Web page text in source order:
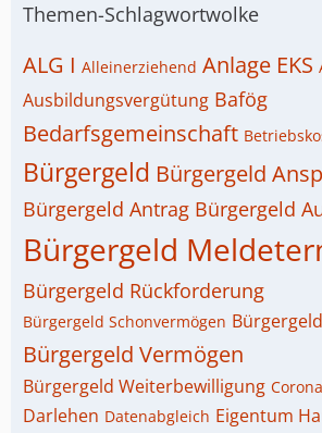
Themen-Schlagwortwolke
ALG I Alleinerziehend Anlage EKS
Ausbildungsvergütung Bafög
Bedarfsgemeinschaft
Bürgergeld Bürgergeld
Bürgergeld Antrag Bürgergeld
Bürgergeld
Bürgergeld Rückforderung
Bürgergeld Schonvermögen
Bürgergeld Vermögen
Bürgergeld Weiterbewilligung
Darlehen Datenabgleich Eigentum